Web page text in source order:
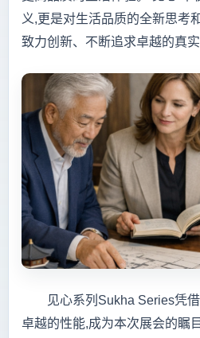
义,更是对生活品质的全新思
致力创新、不断追求卓越的真
见心系列Sukha Series凭
卓越的性能,成为本次展会的瞩